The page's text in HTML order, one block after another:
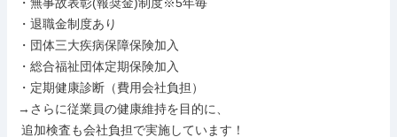
・退職金制度あり
・団体三大疾病保障保険加入
・総合福祉団体定期保険加入
・定期健康診断（費用会社負担）
→さらに従業員の健康維持を目的に、